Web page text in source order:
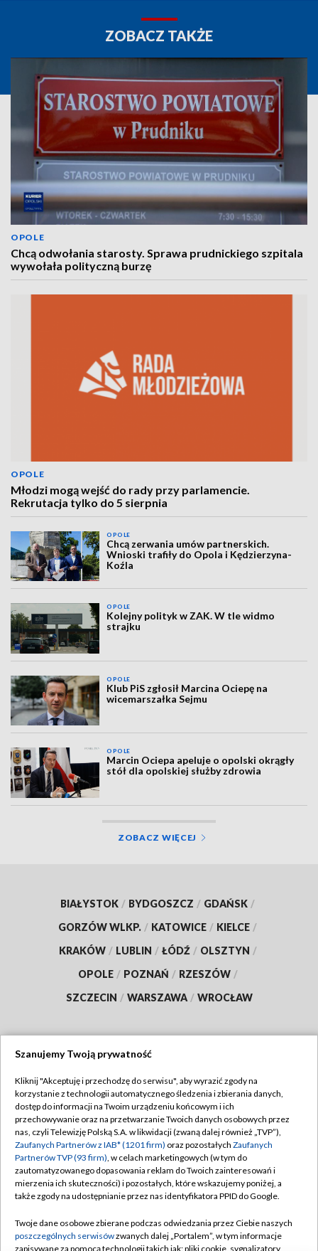
ZOBACZ TAKŻE
OPOLE
Chcą odwołania starosty. Sprawa prudnickiego szpitala
wywołała polityczną burzę
OPOLE
Młodzi mogą wejść do rady przy parlamencie.
Rekrutacja tylko do 5 sierpnia
OPOLE
Chcą zerwania umów partnerskich.
Wnioski trafiły do Opola i Kędzierzyna-
Koźla
OPOLE
Kolejny polityk w ZAK. W tle widmo
strajku
OPOLE
Klub PiS zgłosił Marcina Ociepę na
wicemarszałka Sejmu
OPOLE
Marcin Ociepa apeluje o opolski okrągły
stół dla opolskiej służby zdrowia
ZOBACZ WIĘCEJ
BIAŁYSTOK / BYDGOSZCZ / GDAŃSK /
GORZÓW WLKP. / KATOWICE / KIELCE /
KRAKÓW / LUBLIN / ŁÓDŹ / OLSZTYN /
OPOLE / POZNAŃ / RZESZÓW /
SZCZECIN / WARSZAWA / WROCŁAW
TVP
Abonament TVP
Emisja w TVP
Centrum informacji TVP
Naziemna Telewizja Cyfrowa
Rada Programowa
Regulamin TVP
Polityka prywatności
Moje zgody
Pomoc
Kontakt
Szanujemy Twoją prywatność
Kliknij "Akceptuję i przechodzę do serwisu", aby wyrazić zgody na
korzystanie z technologii automatycznego śledzenia i zbierania danych,
dostęp do informacji na Twoim urządzeniu końcowym i ich
przechowywanie oraz na przetwarzanie Twoich danych osobowych przez
nas, czyli Telewizję Polską S.A. w likwidacji (zwaną dalej również „TVP”),
Zaufanych Partnerów z IAB* (1201 firm) oraz pozostałych Zaufanych
Partnerów TVP (93 firm), w celach marketingowych (w tym do
zautomatyzowanego dopasowania reklam do Twoich zainteresowań i
mierzenia ich skuteczności) i pozostałych, które wskazujemy poniżej, a
także zgody na udostępnianie przez nas identyfikatora PPID do Google.
Twoje dane osobowe zbierane podczas odwiedzania przez Ciebie naszych
poszczególnych serwisówzwanych dalej „Portalem”, w tym informacje
zapisywane za pomocą technologii takich jak: pliki cookie, sygnalizatory